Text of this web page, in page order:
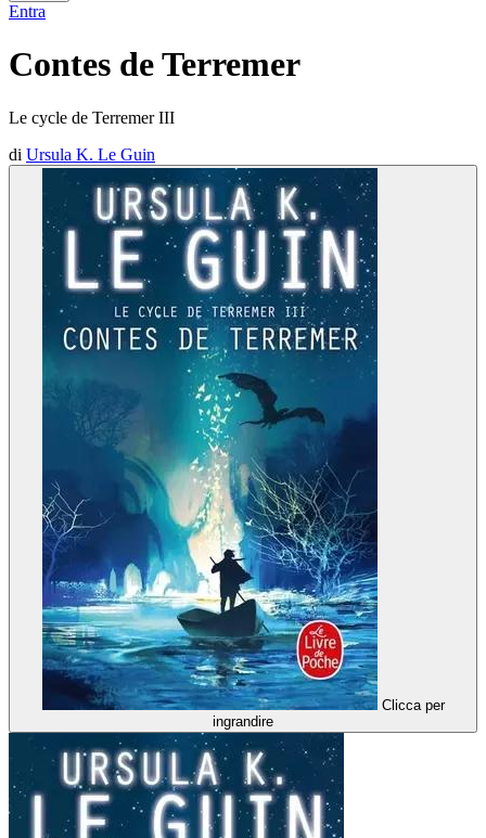
Entra
Contes de Terremer
Le cycle de Terremer III
di Ursula K. Le Guin
Clicca per
ingrandire